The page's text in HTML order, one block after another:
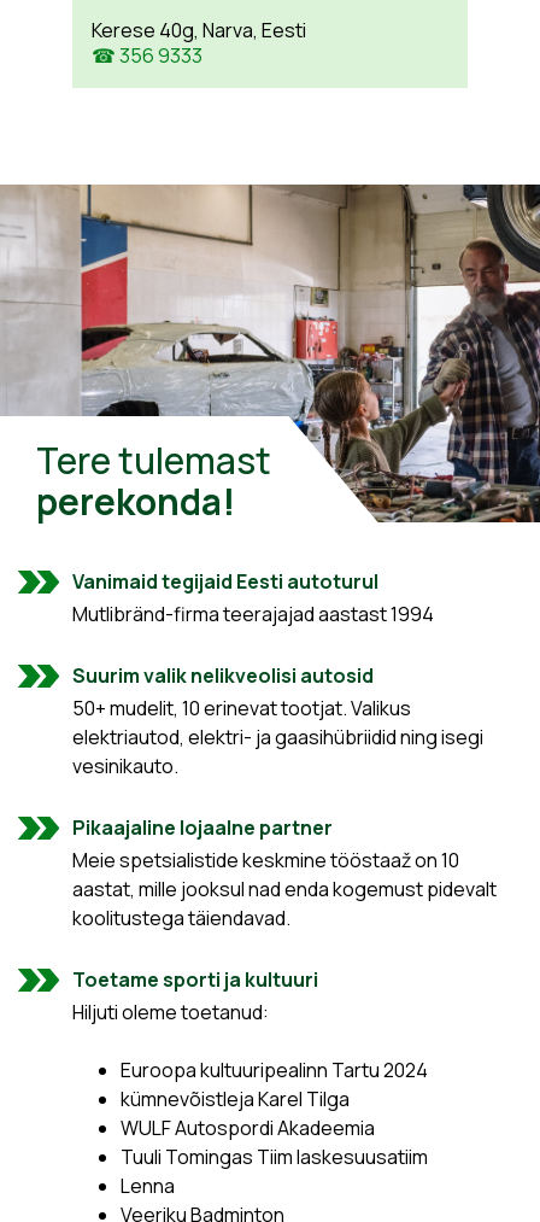
Kerese 40g, Narva, Eesti
☎ 356 9333
Tere tulemast
perekonda!
Vanimaid tegijaid Eesti autoturul
Mutlibränd-firma teerajajad aastast 1994
Suurim valik nelikveolisi autosid
50+ mudelit, 10 erinevat tootjat. Valikus
elektriautod, elektri- ja gaasihübriidid ning isegi
vesinikauto.
Pikaajaline lojaalne partner
Meie spetsialistide keskmine tööstaaž on 10
aastat, mille jooksul nad enda kogemust pidevalt
koolitustega täiendavad.
Toetame sporti ja kultuuri
Hiljuti oleme toetanud:
Euroopa kultuuripealinn Tartu 2024
kümnevõistleja Karel Tilga
WULF Autospordi Akadeemia
Tuuli Tomingas Tiim laskesuusatiim
Lenna
Veeriku Badminton